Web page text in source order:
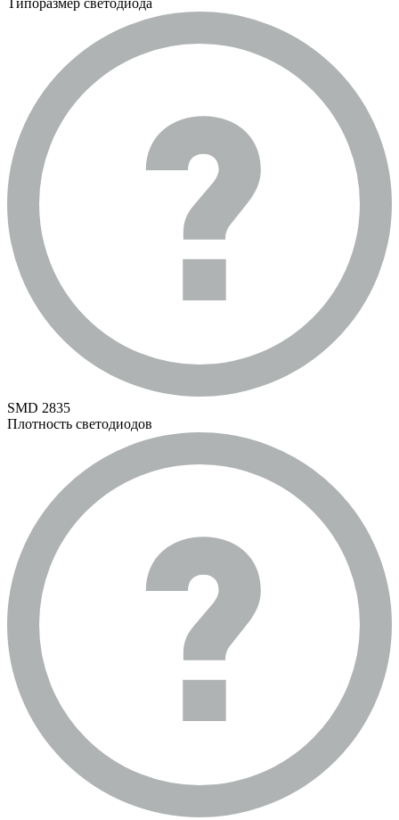
Типоразмер светодиода
SMD 2835
Плотность светодиодов